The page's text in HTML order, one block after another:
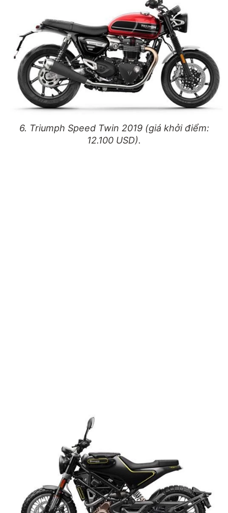
6. Triumph Speed Twin 2019 (giá khởi điểm:
12.100 USD).